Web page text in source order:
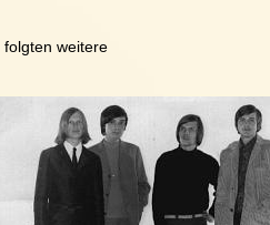
weitere